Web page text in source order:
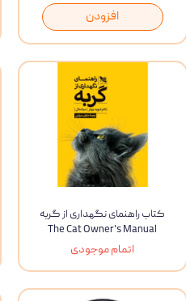
افزودن
کتاب راهنمای نگهداری از گربه
The Cat Owner's Manual
اتمام موجودی